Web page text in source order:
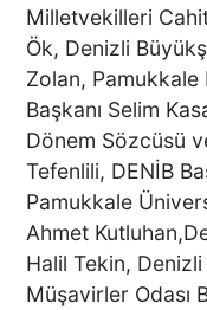
Milletvekilleri
Ök, Denizli
Zolan, Pamukkale
Başkanı Selim
Dönem Sözcüsü
Tefenlili, DENİB
Pamukkale
Ahmet
Halil Tekin,
Müşavirler Odası